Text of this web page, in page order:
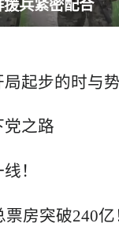
兵紧密配合
起步的时与势
党之路
！
房突破240亿